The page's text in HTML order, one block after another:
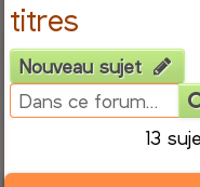
titres
Nouveau sujet
13